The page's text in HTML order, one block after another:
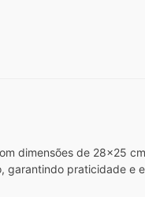
dimensões de 28x25
praticidade e